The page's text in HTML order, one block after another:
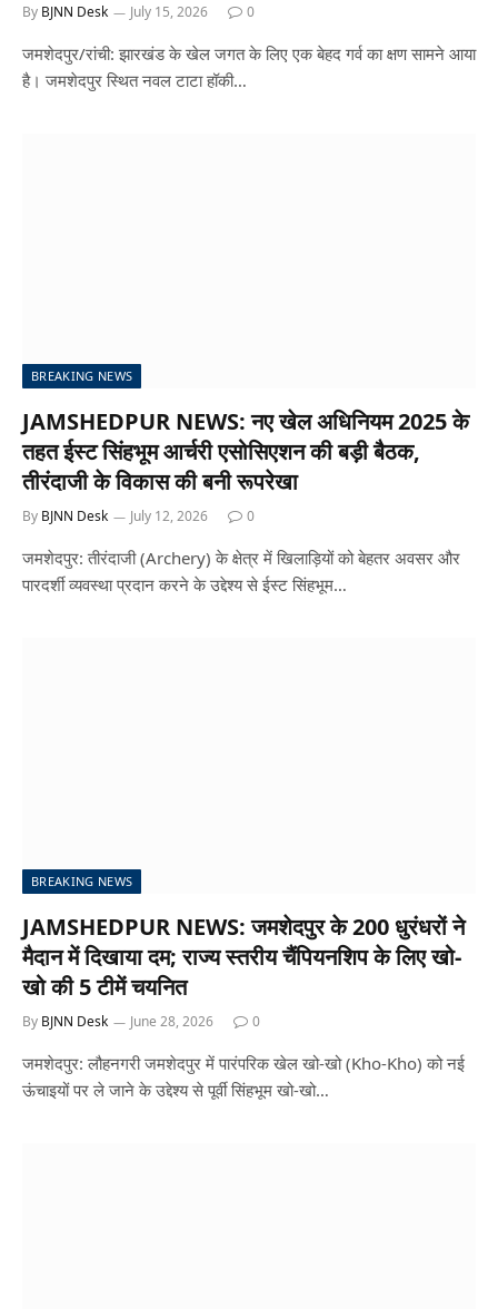
By BJNN Desk July 15, 2026 0
जमशेदपुर/रांची: झारखंड के खेल जगत के लिए एक बेहद गर्व का क्षण सामने आया
है। जमशेदपुर स्थित नवल टाटा हॉकी…
BREAKING NEWS
JAMSHEDPUR NEWS: नए खेल अधिनियम 2025 के
तहत ईस्ट सिंहभूम आर्चरी एसोसिएशन की बड़ी बैठक,
तीरंदाजी के विकास की बनी रूपरेखा
By BJNN Desk July 12, 2026 0
जमशेदपुर: तीरंदाजी (Archery) के क्षेत्र में खिलाड़ियों को बेहतर अवसर और
पारदर्शी व्यवस्था प्रदान करने के उद्देश्य से ईस्ट सिंहभूम…
BREAKING NEWS
JAMSHEDPUR NEWS: जमशेदपुर के 200 धुरंधरों ने
मैदान में दिखाया दम; राज्य स्तरीय चैंपियनशिप के लिए खो-
खो की 5 टीमें चयनित
By BJNN Desk June 28, 2026 0
जमशेदपुर: लौहनगरी जमशेदपुर में पारंपरिक खेल खो-खो (Kho-Kho) को नई
ऊंचाइयों पर ले जाने के उद्देश्य से पूर्वी सिंहभूम खो-खो…